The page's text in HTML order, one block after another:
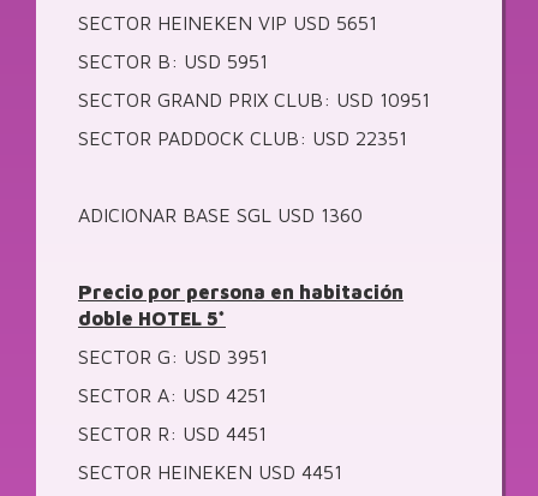
SECTOR HEINEKEN VIP USD 5651
SECTOR B: USD 5951
SECTOR GRAND PRIX CLUB: USD 10951
SECTOR PADDOCK CLUB: USD 22351
ADICIONAR BASE SGL USD 1360
Precio por persona en habitación
doble HOTEL 5*
SECTOR G: USD 3951
SECTOR A: USD 4251
SECTOR R: USD 4451
SECTOR HEINEKEN USD 4451